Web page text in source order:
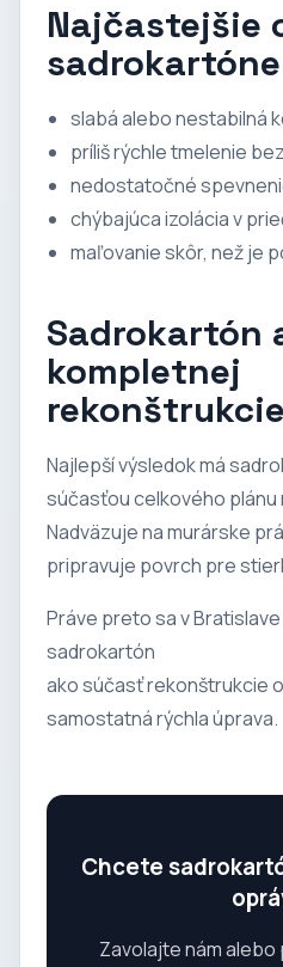
Najčastejšie
slabá alebo nestabilná
príliš rýchle tmelenie
nedostatočné
chýbajúca izolácia v
maľovanie skôr, než je
Sadrokartón
kompletnej
rekonštrukcie
Najlepší výsledok má
súčasťou celkového
Nadväzuje na murárske
pripravuje povrch pre
Práve preto sa v
sadrokartón
ako súčasť rekonštrukcie
samostatná rýchla úprava.
Chcete
Zavolajte nám